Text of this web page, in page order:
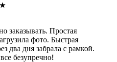
★
заказывать. Простая
фото. Быстрая
два дня забрала с рамкой.
безупречно!